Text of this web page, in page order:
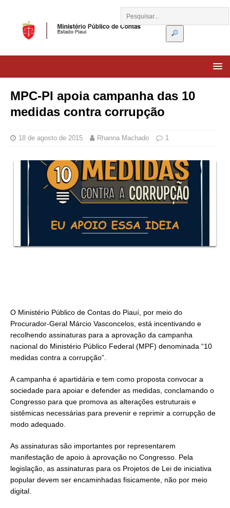
MPC-PI apoia campanha das 10
medidas contra corrupção
18 de agosto de 2015 Rhanna Machado 1
O Ministério Público de Contas do Piauí, por meio do
Procurador-Geral Márcio Vasconcelos, está incentivando e
recolhendo assinaturas para a aprovação da campanha
nacional do Ministério Público Federal (MPF) denominada “10
medidas contra a corrupção”.
A campanha é apartidária e tem como proposta convocar a
sociedade para apoiar e defender as medidas, conclamando o
Congresso para que promova as alterações estruturais e
sistêmicas necessárias para prevenir e reprimir a corrupção de
modo adequado.
As assinaturas são importantes por representarem
manifestação de apoio à aprovação no Congresso. Pela
legislação, as assinaturas para os Projetos de Lei de iniciativa
popular devem ser encaminhadas fisicamente, não por meio
digital.